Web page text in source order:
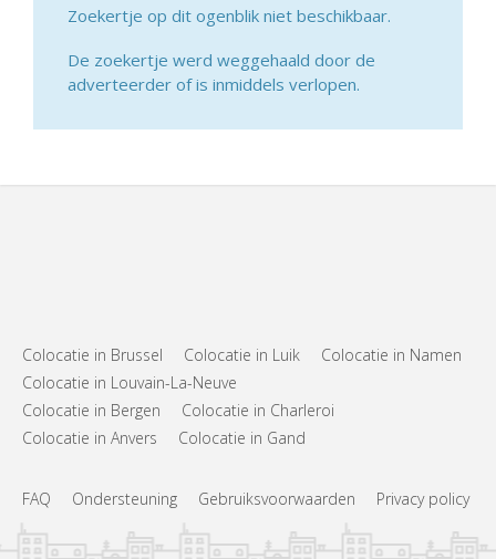
Zoekertje op dit ogenblik niet beschikbaar.
De zoekertje werd weggehaald door de
adverteerder of is inmiddels verlopen.
Colocatie in Brussel Colocatie in Luik
Colocatie in Namen
Colocatie in Louvain-La-Neuve
Colocatie in Bergen
Colocatie in Charleroi
Colocatie in Anvers
Colocatie in Gand
FAQ Ondersteuning Gebruiksvoorwaarden Privacy policy